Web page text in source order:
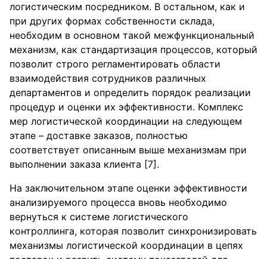
логистическим посредником. В остальном, как и
при других формах собственности склада,
необходим в основном такой межфункциональный
механизм, как стандартизация процессов, который
позволит строго регламентировать области
взаимодействия сотрудников различных
департаментов и определить порядок реализации
процедур и оценки их эффективности. Комплекс
мер логистической координации на следующем
этапе – доставке заказов, полностью
соответствует описанным выше механизмам при
выполнении заказа клиента [7].
На заключительном этапе оценки эффективности
анализируемого процесса вновь необходимо
вернуться к системе логистического
контроллинга, которая позволит синхронизировать
механизмы логистической координации в цепях